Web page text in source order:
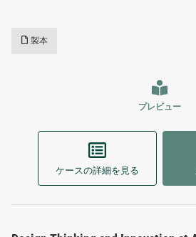
製本
プレビュー
ケースの詳細を見る